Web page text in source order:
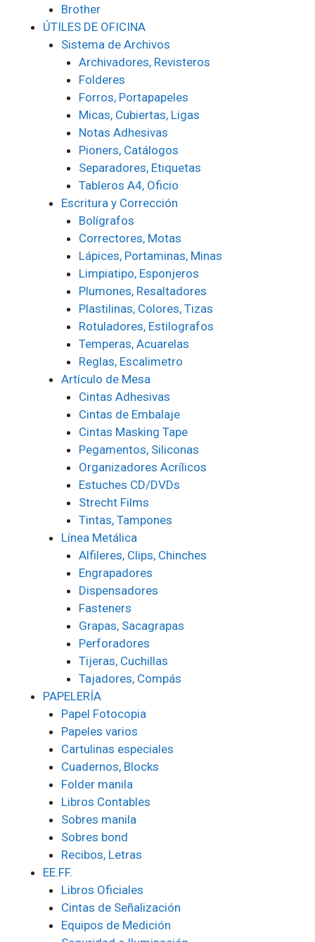
Brother
ÚTILES DE OFICINA
Sistema de Archivos
Archivadores, Revisteros
Folderes
Forros, Portapapeles
Micas, Cubiertas, Ligas
Notas Adhesivas
Pioners, Catálogos
Separadores, Etiquetas
Tableros A4, Oficio
Escritura y Corrección
Bolígrafos
Correctores, Motas
Lápices, Portaminas, Minas
Limpiatipo, Esponjeros
Plumones, Resaltadores
Plastilinas, Colores, Tizas
Rotuladores, Estilografos
Temperas, Acuarelas
Reglas, Escalimetro
Artículo de Mesa
Cintas Adhesivas
Cintas de Embalaje
Cintas Masking Tape
Pegamentos, Siliconas
Organizadores Acrílicos
Estuches CD/DVDs
Strecht Films
Tintas, Tampones
Línea Metálica
Alfileres, Clips, Chinches
Engrapadores
Dispensadores
Fasteners
Grapas, Sacagrapas
Perforadores
Tijeras, Cuchillas
Tajadores, Compás
PAPELERÍA
Papel Fotocopia
Papeles varios
Cartulinas especiales
Cuadernos, Blocks
Folder manila
Libros Contables
Sobres manila
Sobres bond
Recibos, Letras
EE.FF.
Libros Oficiales
Cintas de Señalización
Equipos de Medición